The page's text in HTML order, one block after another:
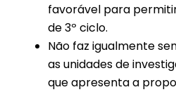
favorável para
de 3º ciclo.
Não faz igualmente
as unidades de
que apresenta a